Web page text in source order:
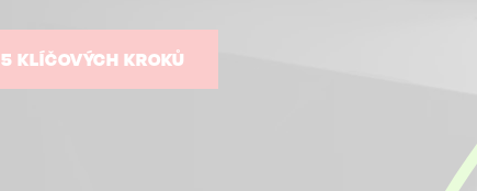
5 KLÍČOVÝCH KROKŮ